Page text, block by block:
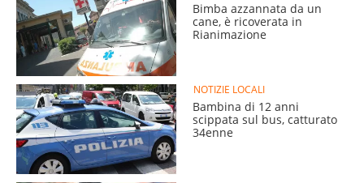
Bimba azzannata da un
cane, è ricoverata in
Rianimazione
NOTIZIE LOCALI
Bambina di 12 anni
scippata sul bus, catturato
34enne